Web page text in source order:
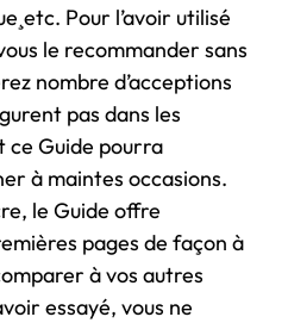
Pour l’avoir utilisé
le recommander sans
nombre d’acceptions
pas dans les
ce Guide pourra
à maintes occasions.
le Guide offre
pages de façon à
à vos autres
essayé, vous ne